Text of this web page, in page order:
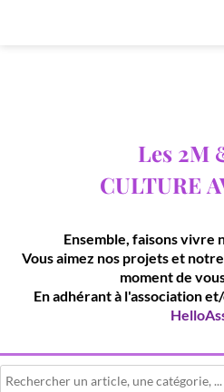
Les 2M
CULTURE
Ensemble, faisons vivre
Vous aimez nos projets et
moment de
En adhérant à l'association